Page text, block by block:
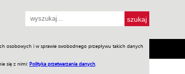
osobowych i w sprawie swobodnego przepływu takich danych
się z nimi: Polityka przetwarzania danych
Jednodniówki Praca w WIW